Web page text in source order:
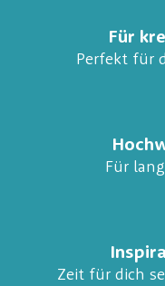
Für
Perfekt für
Für
Zeit für dich